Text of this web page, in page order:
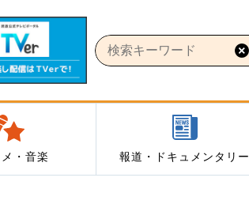
・音楽 報道・ドキュメンタリー